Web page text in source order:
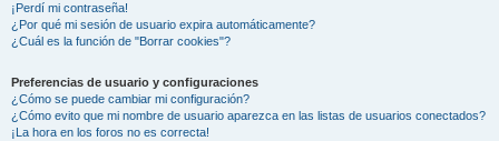
¡Perdí mi contraseña!
¿Por qué mi sesión de usuario expira automáticamente?
¿Cuál es la función de "Borrar cookies"?
Preferencias de usuario y configuraciones
¿Cómo se puede cambiar mi configuración?
¿Cómo evito que mi nombre de usuario aparezca en las listas de usuarios conectados?
¡La hora en los foros no es correcta!